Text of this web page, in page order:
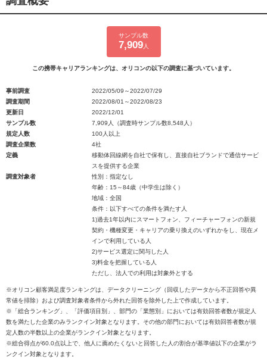
サンプル数
7,909人
この携帯キャリアランキングは、オリコンの以下の調査に基づいています。
事前調査
2022/05/09～2022/07/29
調査期間
2022/08/01～2022/08/23
更新日
2022/12/01
サンプル数
7,909人（調査時サンプル数8,548人）
規定人数
100人以上
調査企業数
4社
定義
移動体回線網を自社で保有し、直接自社ブランドで通信サービ
スを提供する企業
調査対象者
性別：指定なし
年齢：15～84歳（中学生は除く）
地域：全国
条件：以下すべての条件を満たす人
1)過去1年以内にスマートフォン、フィーチャーフォンの新規
契約・機種変更・キャリアの乗り換えのいずれかをし、現在メ
インで利用している人
2)サービス選定に関与した人
3)料金を把握している人
ただし、法人での利用は対象外とする
※オリコン顧客満足度ランキングは、データクリーニング（回収したデータから不正回答や異
常値を排除）および調査対象者条件から外れた回答を除外した上で作成しています。
※「総合ランキング」、「評価項目別」、部門の「業態別」においては有効回答者数が規定人
数を満たした企業のみランクイン対象となります。その他の部門においては有効回答者数が規
定人数の半数以上の企業がランクイン対象となります。
※総合得点が60.0点以上で、他人に薦めたくないと回答した人の割合が基準値以下の企業がラ
ンクイン対象となります。